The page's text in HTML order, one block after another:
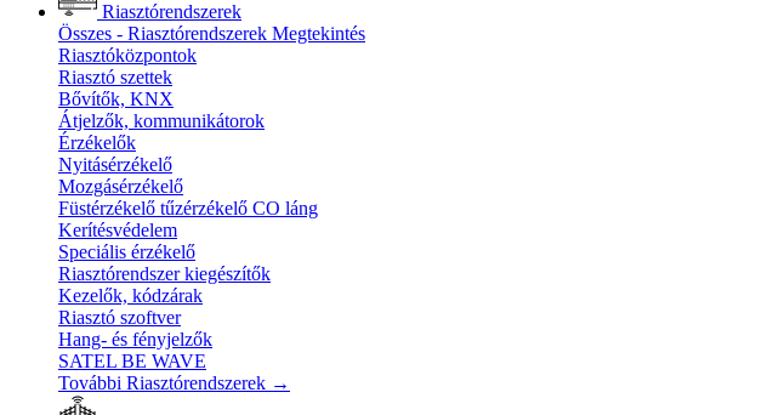
Riasztórendszerek
Összes - Riasztórendszerek Megtekintés
Riasztóközpontok
Riasztó szettek
Bővítők, KNX
Átjelzők, kommunikátorok
Érzékelők
Nyitásérzékelő
Mozgásérzékelő
Füstérzékelő tűzérzékelő CO láng
Kerítésvédelem
Speciális érzékelő
Riasztórendszer kiegészítők
Kezelők, kódzárak
Riasztó szoftver
Hang- és fényjelzők
SATEL BE WAVE
További Riasztórendszerek →